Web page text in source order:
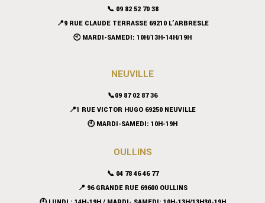
📞 09 82 52 70 38
📍9 RUE CLAUDE TERRASSE 69210 L’ARBRESLE
🕙 MARDI-SAMEDI: 10H/13H-14H/19H
NEUVILLE
📞09 87 02 87 36
📍1 RUE VICTOR HUGO 69250 NEUVILLE
🕙 MARDI-SAMEDI: 10H-19H
OULLINS
📞 04 78 46 46 77
📍 96 GRANDE RUE 69600 OULLINS